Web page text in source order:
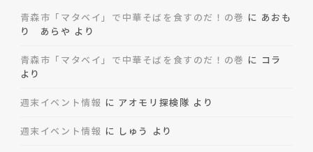
青森市「マタベイ」で中華そばを食すのだ！の巻 に あおも
り あらや より
青森市「マタベイ」で中華そばを食すのだ！の巻 に コラ
より
週末イベント情報 に アオモリ探検隊 より
週末イベント情報 に しゅう より